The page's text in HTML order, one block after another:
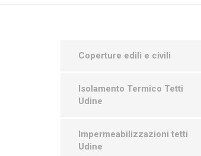
Coperture edili e civili
Isolamento Termico Tetti
Udine
Impermeabilizzazioni tetti
Udine